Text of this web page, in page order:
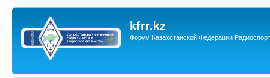
kfrr.kz
Форум Казахстанской Федерации